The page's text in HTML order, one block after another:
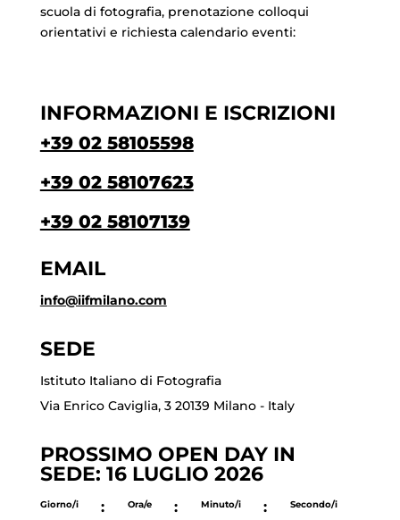
scuola di fotografia, prenotazione colloqui
orientativi e richiesta calendario eventi:
INFORMAZIONI E ISCRIZIONI
+39 02 58105598
+39 02 58107623
+39 02 58107139
EMAIL
info@iifmilano.com
SEDE
Istituto Italiano di Fotografia
Via Enrico Caviglia, 3 20139 Milano - Italy
PROSSIMO OPEN DAY IN
SEDE: 16 LUGLIO 2026
Giorno/i : Ora/e : Minuto/i : Secondo/i